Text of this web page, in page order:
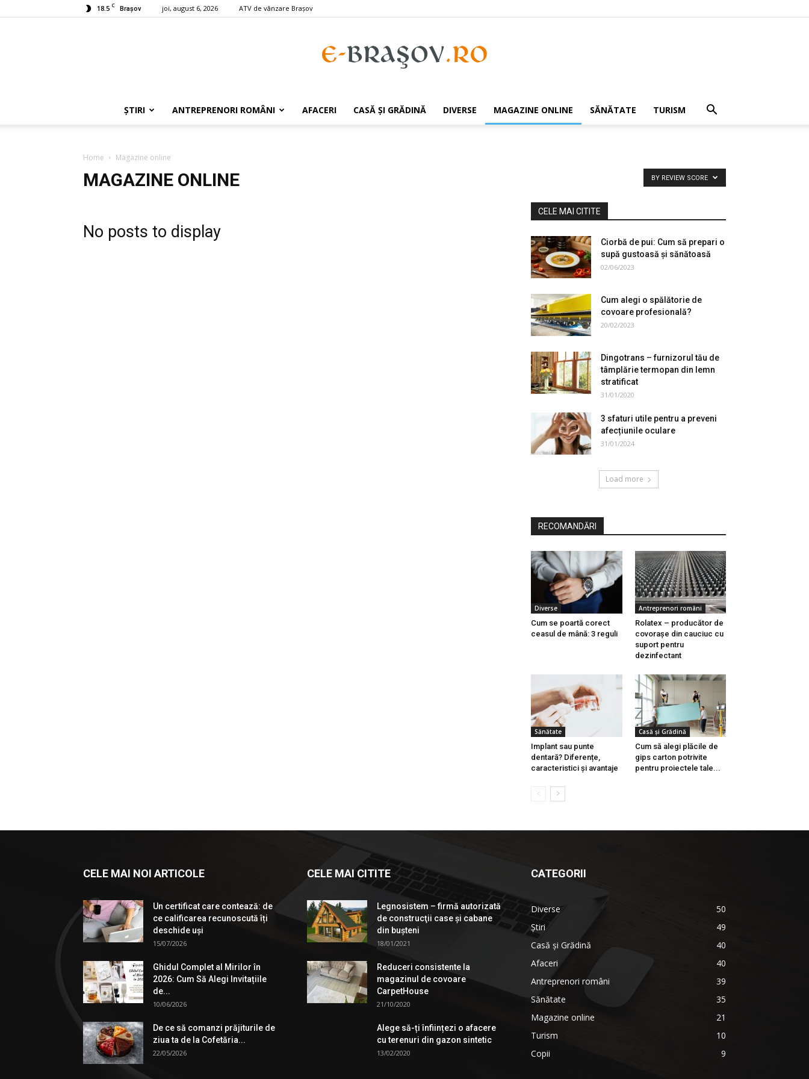
18.5 C Braşov joi, august 6, 2026 ATV de vânzare Braşov
e-
ȘTIRI ANTREPRENORI ROMÂNI AFACERI CASĂ ȘI GRĂDINĂ DIVERSE MAGAZINE ONLINE SĂNĂTATE TURISM
Home Magazine online
MAGAZINE ONLINE BY REVIEW SCORE
No posts to display
CELE MAI CITITE
Ciorbă de pui: Cum să prepari o
supă gustoasă și sănătoasă
02/06/2023
Cum alegi o spălătorie de
covoare profesională?
20/02/2023
Dingotrans – furnizorul tău de
tâmplărie termopan din lemn
stratificat
31/01/2020
3 sfaturi utile pentru a preveni
afecțiunile oculare
31/01/2024
Load more
RECOMANDĂRI
Diverse
Cum se poartă corect
ceasul de mână: 3 reguli
Antreprenori români
Rolatex – producător de
covorașe din cauciuc cu
suport pentru
dezinfectant
Sănătate
Implant sau punte
dentară? Diferențe,
caracteristici și avantaje
Casă și Grădină
Cum să alegi plăcile de
gips carton potrivite
pentru proiectele tale...
CELE MAI NOI ARTICOLE
Un certificat care contează: de
ce calificarea recunoscută îți
deschide uși
15/07/2026
Ghidul Complet al Mirilor în
2026: Cum Să Alegi Invitațiile
de...
10/06/2026
De ce să comanzi prăjiturile de
ziua ta de la Cofetăria...
22/05/2026
CELE MAI CITITE
Legnosistem – firmă autorizată
de construcţii case și cabane
din bușteni
18/01/2021
Reduceri consistente la
magazinul de covoare
CarpetHouse
21/10/2020
Alege să-ți înființezi o afacere
cu terenuri din gazon sintetic
13/02/2020
CATEGORII
Diverse
50
Știri
49
Casă și Grădină
40
Afaceri
40
Antreprenori români
39
Sănătate
35
Magazine online
21
Turism
10
Copii
9